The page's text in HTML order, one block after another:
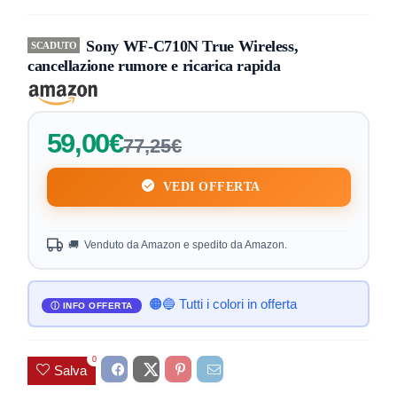
SCADUTO
Sony WF-C710N True Wireless,
cancellazione rumore e ricarica rapida
59,00€77,25€
VEDI OFFERTA
🚚 Venduto da Amazon e spedito da Amazon.
🟠🔵 Tutti i colori in offerta
Salva
0